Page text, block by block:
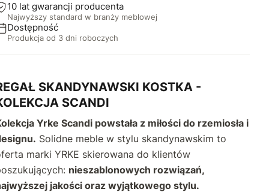
10 lat gwarancji producenta
Najwyższy standard w branży meblowej
Dostępność
Produkcja od 3 dni roboczych
SKANDYNAWSKI KOSTKA -
SCANDI
Yrke Scandi powstała z miłości do rzemiosła i
Solidne meble w stylu skandynawskim to
marki YRKE skierowana do klientów
nieszablonowych rozwiązań,
jakości oraz wyjątkowego stylu.